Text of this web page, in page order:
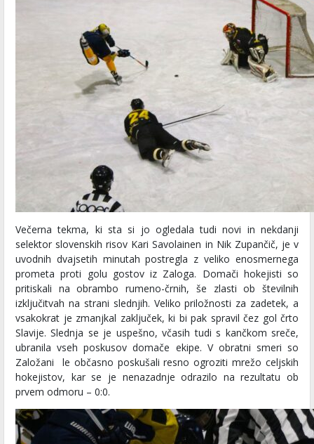
Večerna tekma, ki sta si jo ogledala tudi novi in nekdanji
selektor slovenskih risov Kari Savolainen in Nik Zupančič, je v
uvodnih dvajsetih minutah postregla z veliko enosmernega
prometa proti golu gostov iz Zaloga. Domači hokejisti so
pritiskali na obrambo rumeno-črnih, še zlasti ob številnih
izključitvah na strani slednjih. Veliko priložnosti za zadetek, a
vsakokrat je zmanjkal zaključek, ki bi pak spravil čez gol črto
Slavije. Slednja se je uspešno, včasih tudi s kančkom sreče,
ubranila vseh poskusov domače ekipe. V obratni smeri so
Založani le občasno poskušali resno ogroziti mrežo celjskih
hokejistov, kar se je nenazadnje odrazilo na rezultatu ob
prvem odmoru – 0:0.